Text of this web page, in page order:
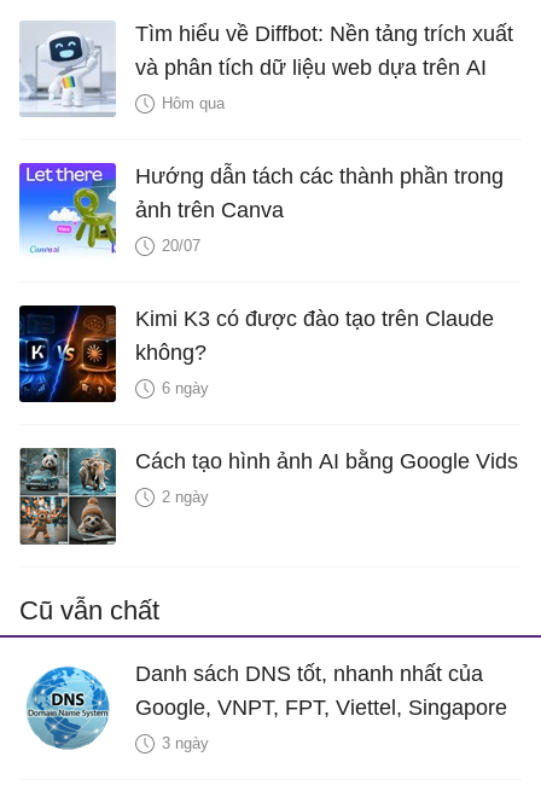
Tìm hiểu về Diffbot: Nền tảng trích xuất
và phân tích dữ liệu web dựa trên AI
Hôm qua
Hướng dẫn tách các thành phần trong
ảnh trên Canva
20/07
Kimi K3 có được đào tạo trên Claude
không?
6 ngày
Cách tạo hình ảnh AI bằng Google Vids
2 ngày
Cũ vẫn chất
Danh sách DNS tốt, nhanh nhất của
Google, VNPT, FPT, Viettel, Singapore
3 ngày